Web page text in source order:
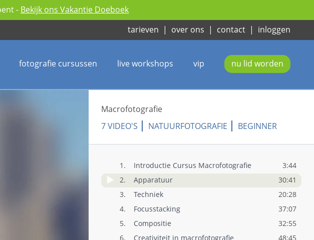
- Bekijk ons Vakantie Doeboek
tarieven | over ons | contact | inloggen
nu lid worden
vip
live workshops
fotografie cursussen
Macrofotografie
7 VIDEO'S
NATUURFOTOGRAFIE BEGINNER
1. Introductie Cursus Macrofotografie
3:44
2.
Apparatuur
30:41
3.
Techniek
20:28
4.
Focusstacking
37:07
5.
Compositie
32:55
6.
Creativiteit in macrofotografie
48:45